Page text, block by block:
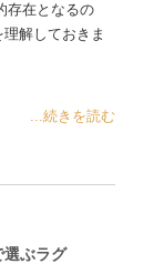
存在となるの
解しておきま
...続きを読む
選ぶラグ